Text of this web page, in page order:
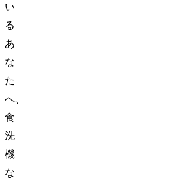
い
る
あ
な
た
へ、
食
洗
機
な